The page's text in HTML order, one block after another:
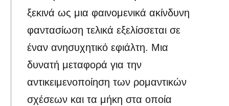
ξεκινά ως μια φαινομενικά ακίνδυνη
φαντασίωση τελικά εξελίσσεται σε
έναν ανησυχητικό εφιάλτη. Μια
δυνατή μεταφορά για την
αντικειμενοποίηση των ρομαντικών
σχέσεων και τα μήκη στα οποία